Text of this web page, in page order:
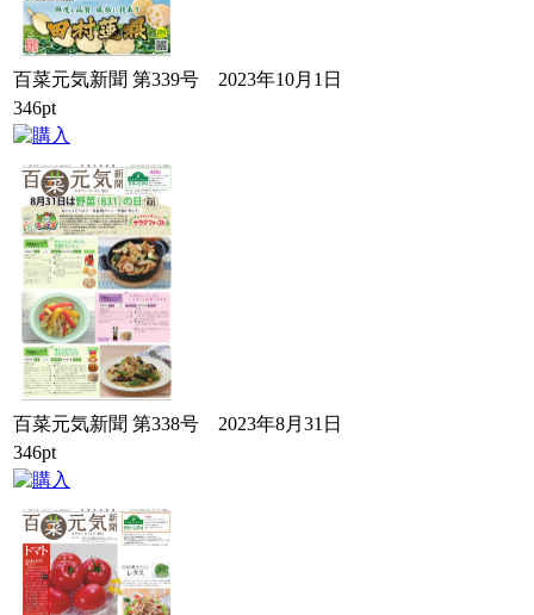
百菜元気新聞 第339号 2023年10月1日
346pt
百菜元気新聞 第338号 2023年8月31日
346pt